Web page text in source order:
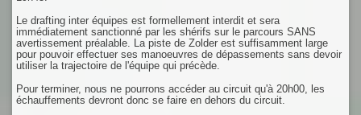
Le drafting inter équipes est formellement interdit et sera
immédiatement sanctionné par les shérifs sur le parcours SANS
avertissement préalable. La piste de Zolder est suffisamment large
pour pouvoir effectuer ses manoeuvres de dépassements sans devoir
utiliser la trajectoire de l'équipe qui précède.
Pour terminer, nous ne pourrons accéder au circuit qu'à 20h00, les
échauffements devront donc se faire en dehors du circuit.